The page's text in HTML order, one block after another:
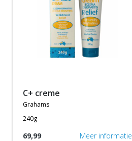
c+ creme
grahams
240g
69,99 Meer informatie